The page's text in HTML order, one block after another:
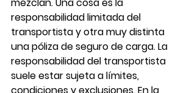
responsabilidad limitada del
transportista y otra muy distinta
una póliza de seguro de carga. La
responsabilidad del transportista
suele estar sujeta a límites,